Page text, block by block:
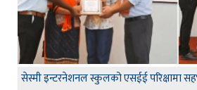
सेस्मी इन्टरनेशनल स्कुलको एसईई परिक्षामा